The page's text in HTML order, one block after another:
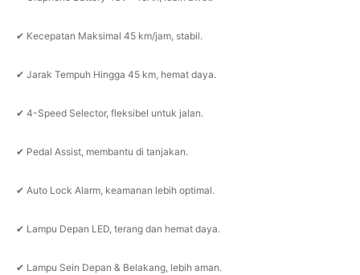
✔ Kecepatan Maksimal 45 km/jam, stabil.
✔ Jarak Tempuh Hingga 45 km, hemat daya.
✔ 4-Speed Selector, fleksibel untuk jalan.
✔ Pedal Assist, membantu di tanjakan.
✔ Auto Lock Alarm, keamanan lebih optimal.
✔ Lampu Depan LED, terang dan hemat daya.
✔ Lampu Sein Depan & Belakang, lebih aman.